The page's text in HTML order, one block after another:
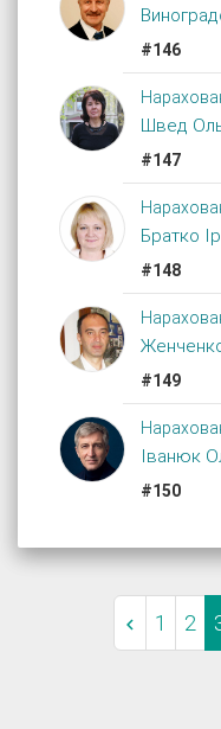
#146
Швед
#147
Братко
#148
#149
Іванюк
#150
 1 2